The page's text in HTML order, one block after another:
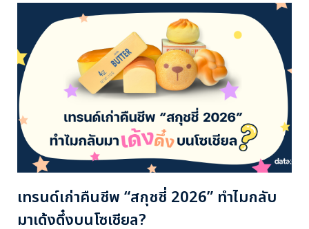
เทรนด์เก่าคืนชีพ “สกุชชี่ 2026” ทำไมกลับ
มาเด้งดึ๋งบนโซเชียล?